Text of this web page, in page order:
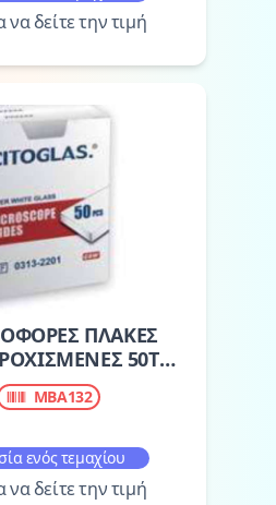
να δείτε την τιμή
ΠΛΑΚΕΣ
50Τ
MBA132
ενός τεμαχίου
να δείτε την τιμή